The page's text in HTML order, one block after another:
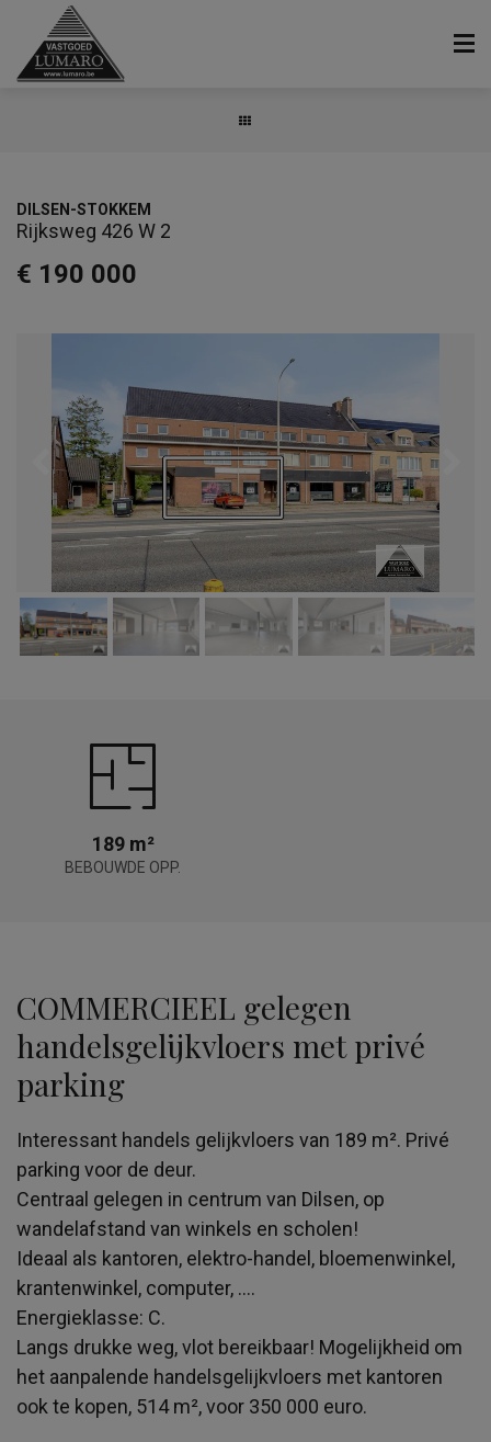
€ 190 000
DILSEN-STOKKEM
Rijksweg 426 W 2
189 m²
BEBOUWDE OPP.
COMMERCIEEL gelegen
handelsgelijkvloers met privé
parking
Interessant handels gelijkvloers van 189 m². Privé
parking voor de deur.
Centraal gelegen in centrum van Dilsen, op
wandelafstand van winkels en scholen!
Ideaal als kantoren, elektro-handel, bloemenwinkel,
krantenwinkel, computer, ....
Energieklasse: C.
Langs drukke weg, vlot bereikbaar! Mogelijkheid om
het aanpalende handelsgelijkvloers met kantoren
ook te kopen, 514 m², voor 350 000 euro.